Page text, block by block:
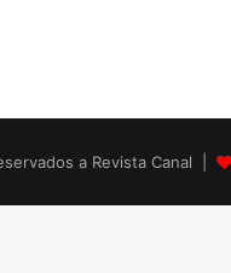
a Revista Canal |